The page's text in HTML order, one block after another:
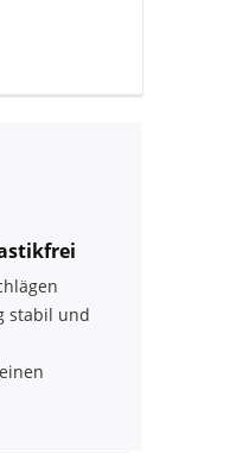
stabil und